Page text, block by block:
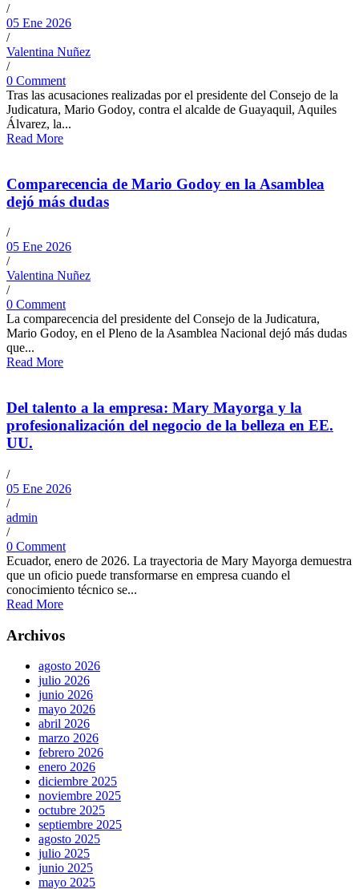
/
05 Ene 2026
/
Valentina Nuñez
/
0 Comment
Tras las acusaciones realizadas por el presidente del Consejo de la
Judicatura, Mario Godoy, contra el alcalde de Guayaquil, Aquiles
Álvarez, la...
Read More
Comparecencia de Mario Godoy en la Asamblea
dejó más dudas
/
05 Ene 2026
/
Valentina Nuñez
/
0 Comment
La comparecencia del presidente del Consejo de la Judicatura,
Mario Godoy, en el Pleno de la Asamblea Nacional dejó más dudas
que...
Read More
Del talento a la empresa: Mary Mayorga y la
profesionalización del negocio de la belleza en EE.
UU.
/
05 Ene 2026
/
admin
/
0 Comment
Ecuador, enero de 2026. La trayectoria de Mary Mayorga demuestra
que un oficio puede transformarse en empresa cuando el
conocimiento técnico se...
Read More
Archivos
agosto 2026
julio 2026
junio 2026
mayo 2026
abril 2026
marzo 2026
febrero 2026
enero 2026
diciembre 2025
noviembre 2025
octubre 2025
septiembre 2025
agosto 2025
julio 2025
junio 2025
mayo 2025